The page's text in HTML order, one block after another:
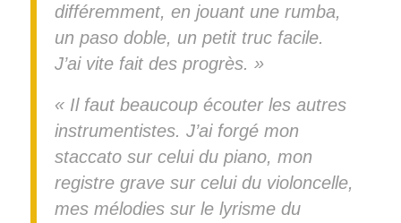
différemment, en jouant une rumba,
un paso doble, un petit truc facile.
J’ai vite fait des progrès. »
« Il faut beaucoup écouter les autres
instrumentistes. J’ai forgé mon
staccato sur celui du piano, mon
registre grave sur celui du violoncelle,
mes mélodies sur le lyrisme du